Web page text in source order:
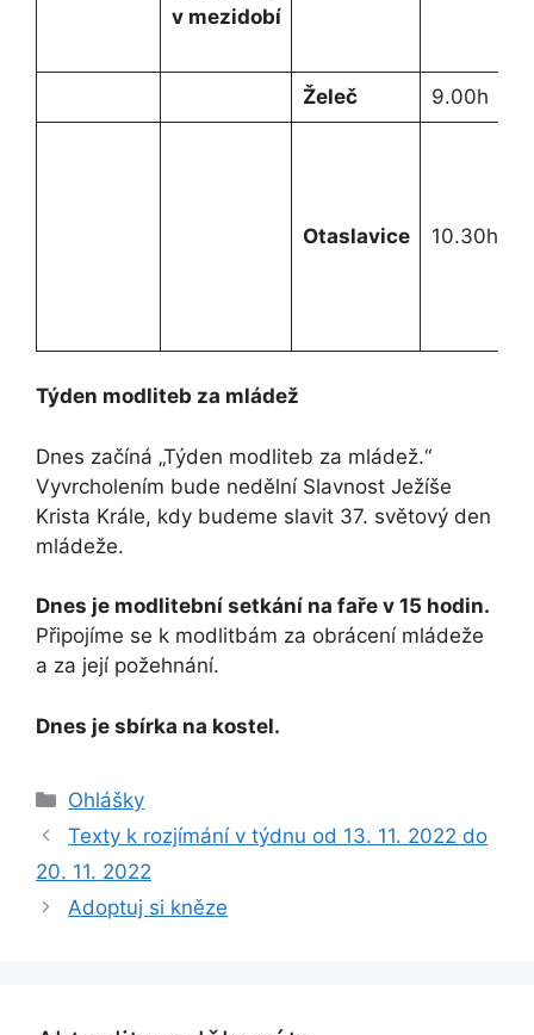
v mezidobí
Želeč 9.00h
Otaslavice 10.30h
Týden modliteb za mládež
Dnes začíná „Týden modliteb za mládež.“
Vyvrcholením bude nedělní Slavnost Ježíše
Krista Krále, kdy budeme slavit 37. světový den
mládeže.
Dnes je modlitební setkání na faře v 15 hodin.
Připojíme se k modlitbám za obrácení mládeže
a za její požehnání.
Dnes je sbírka na kostel.
Rubriky
Ohlášky
Texty k rozjímání v týdnu od 13. 11. 2022 do
20. 11. 2022
Adoptuj si kněze